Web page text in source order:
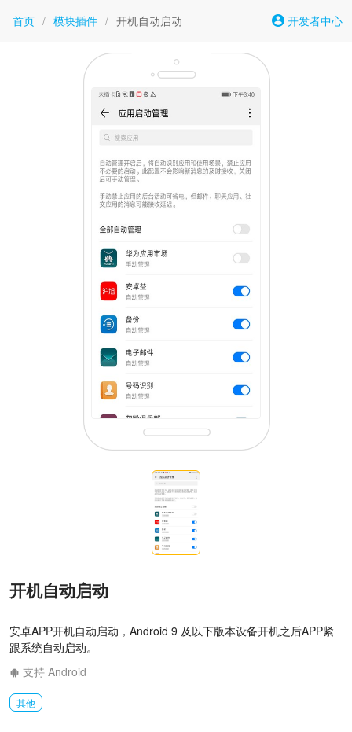
首页 / 模块插件 / 开机自动启动 开发者中心
开机自动启动
安卓APP开机自动启动，Android 9 及以下版本设备开机之后APP紧
跟系统自动启动。
支持 Android
其他